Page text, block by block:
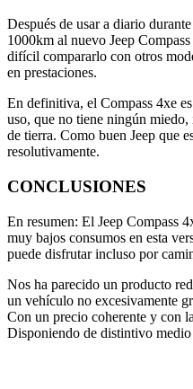
Después de usar a diario
1000km al nuevo Jeep
difícil compararlo con otros
en prestaciones.
En definitiva, el Compass 4xe
uso, que no tiene ningún miedo,
de tierra. Como buen Jeep que
resolutivamente.
CONCLUSIONES
En resumen: El Jeep Compass
muy bajos consumos en esta
puede disfrutar incluso por
Nos ha parecido un producto
un vehículo no excesivamente
Con un precio coherente y con
Disponiendo de distintivo